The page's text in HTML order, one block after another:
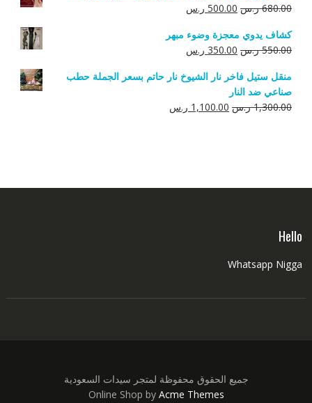
680.00 ر.س السعر
هو:
680.00 ر.س.
500.00 ر.سالسعر
هو:
500.00 ر.س.
كشاف يدوي معجزة وضوء مبهر
550.00 ر.س السعر
هو:
550.00 ر.س.
350.00 ر.سالسعر
هو:
منقل ستيل فاخر نار الشيوخ نار حاتم بسعر الجملة حطب
صناعي ضد النار
1,300.00 ر.س السعر
1,100.00 ر.سالسعر
Hello
Whatsapp Nigga
جميع الحقوق محفوظة لمتجر سيدات السعودية
Online Shop by Acme Themes